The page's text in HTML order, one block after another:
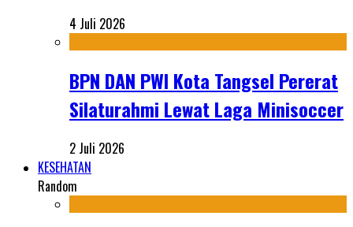
4 Juli 2026
BPN DAN PWI Kota Tangsel Pererat
Silaturahmi Lewat Laga Minisoccer
2 Juli 2026
KESEHATAN
Random